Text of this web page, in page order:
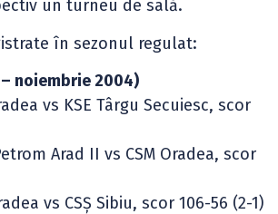
un turneu de sală.
în sezonul regulat:
noiembrie 2004)
vs KSE Târgu Secuiesc, scor
Arad II vs CSM Oradea, scor
vs CSȘ Sibiu, scor 106-56 (2-1)